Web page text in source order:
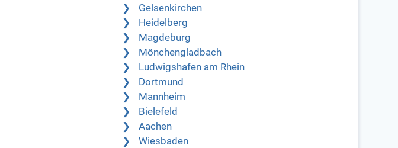
Gelsenkirchen
Heidelberg
Magdeburg
Mönchengladbach
Ludwigshafen am Rhein
Dortmund
Mannheim
Bielefeld
Aachen
Wiesbaden